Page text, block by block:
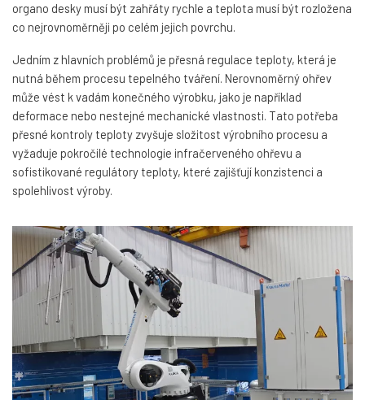
organo desky musí být zahřáty rychle a teplota musí být rozložena
co nejrovnoměrněji po celém jejich povrchu.
Jedním z hlavních problémů je přesná regulace teploty, která je
nutná během procesu tepelného tváření. Nerovnoměrný ohřev
může vést k vadám konečného výrobku, jako je například
deformace nebo nestejné mechanické vlastnosti. Tato potřeba
přesné kontroly teploty zvyšuje složitost výrobního procesu a
vyžaduje pokročilé technologie infračerveného ohřevu a
sofistikované regulátory teploty, které zajišťují konzistenci a
spolehlivost výroby.